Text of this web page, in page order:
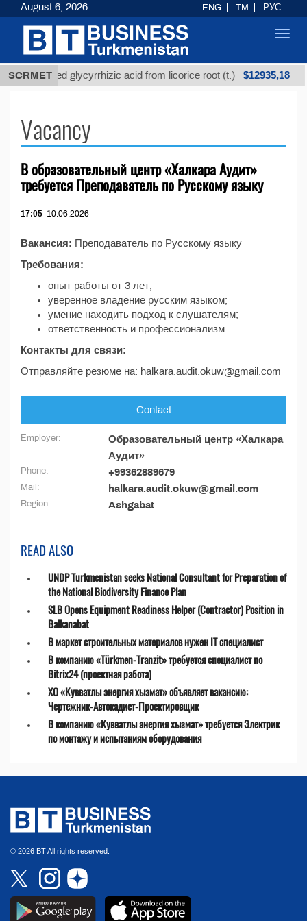
SCRMET
Unrefined glycyrrhizic acid from licorice root (t.) $12935,18
Vacancy
В образовательный центр «Халкара Аудит»
требуется Преподаватель по Русскому языку
17:05 10.06.2026
Вакансия: Преподаватель по Русскому языку
Требования:
опыт работы от 3 лет;
уверенное владение русским языком;
умение находить подход к слушателям;
ответственность и профессионализм.
Контакты для связи:
Отправляйте резюме на: halkara.audit.okuw@gmail.com
Contact
Employer:
Образовательный центр «Халкара
Аудит»
Phone: +99362889679
Mail: halkara.audit.okuw@gmail.com
Region: Ashgabat
READ ALSO
UNDP Turkmenistan seeks National Consultant for Preparation of
the National Biodiversity Finance Plan
SLB Opens Equipment Readiness Helper (Contractor) Position in
Balkanabat
В маркет строительных материалов нужен IT специалист
В компанию «Türkmen-Tranzit» требуется специалист по
Bitrix24 (проектная работа)
ХО «Кувватлы энергия хызмат» объявляет вакансию:
Чертежник-Автокадист-Проектировщик
В компанию «Кувватлы энергия хызмат» требуется Электрик
по монтажу и испытаниям оборудования
© 2026 BT All rights reserved.
August 6, 2026 ENG TM РУС